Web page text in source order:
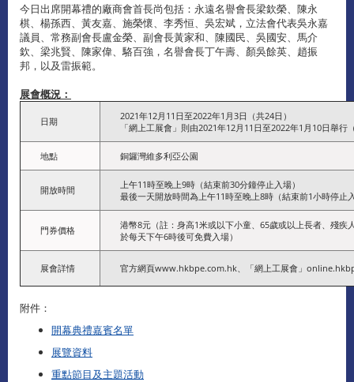
今日出席開幕禮的廠商會首長尚包括：永遠名譽會長梁欽榮、陳永
棋、楊孫西、黃友嘉、施榮懷、李秀恒、吳宏斌，立法會代表吳永嘉
議員、常務副會長盧金榮、副會長黃家和、陳國民、吳國安、馬介
欽、梁兆賢、陳家偉、駱百強，名譽會長丁午壽、顏吳餘英、趙振
邦，以及雷振範。
展會概況：
日期
2021年12月11日至2022年1月3日（共24日）
「網上工展會」則由2021年12月11日至2022年1月10日舉行
地點 銅鑼灣維多利亞公園
開放時間
上午11時至晚上9時（結束前30分鐘停止入場）
最後一天開放時間為上午11時至晚上8時（結束前1小時停止
門券價格
港幣8元（註：身高1米或以下小童、65歲或以上長者、殘疾
於每天下午6時後可免費入場）
展會詳情 官方網頁www.hkbpe.com.hk、「網上工展會」
附件：
開幕典禮嘉賓名單
展覽資料
重點節目及主題活動